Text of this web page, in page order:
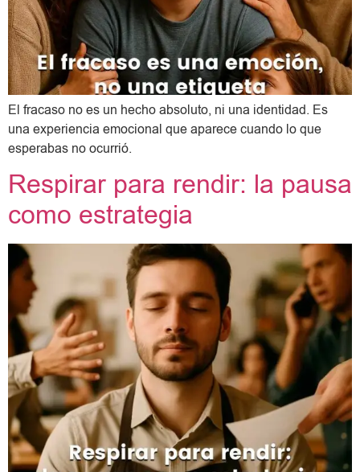
El fracaso no es un hecho absoluto, ni una identidad. Es
una experiencia emocional que aparece cuando lo que
esperabas no ocurrió.
Respirar para rendir: la pausa
como estrategia